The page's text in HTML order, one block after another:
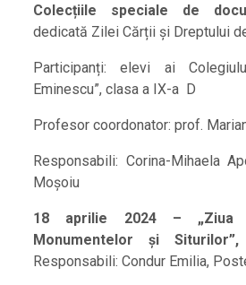
Colecțiile speciale de
dedicată Zilei Cărții și Dreptului
Participanți: elevi ai
Eminescu”, clasa a IX-a D
Profesor coordonator: prof.
Responsabili: Corina-Mihaela
Moșoiu
18 aprilie 2024 – „Ziua
Monumentelor și Siturilor”,
Responsabili: Condur Emilia,